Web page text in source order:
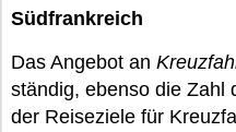
Südfrankreich
Das Angebot an
ständig, ebenso die Zahl
der Reiseziele für